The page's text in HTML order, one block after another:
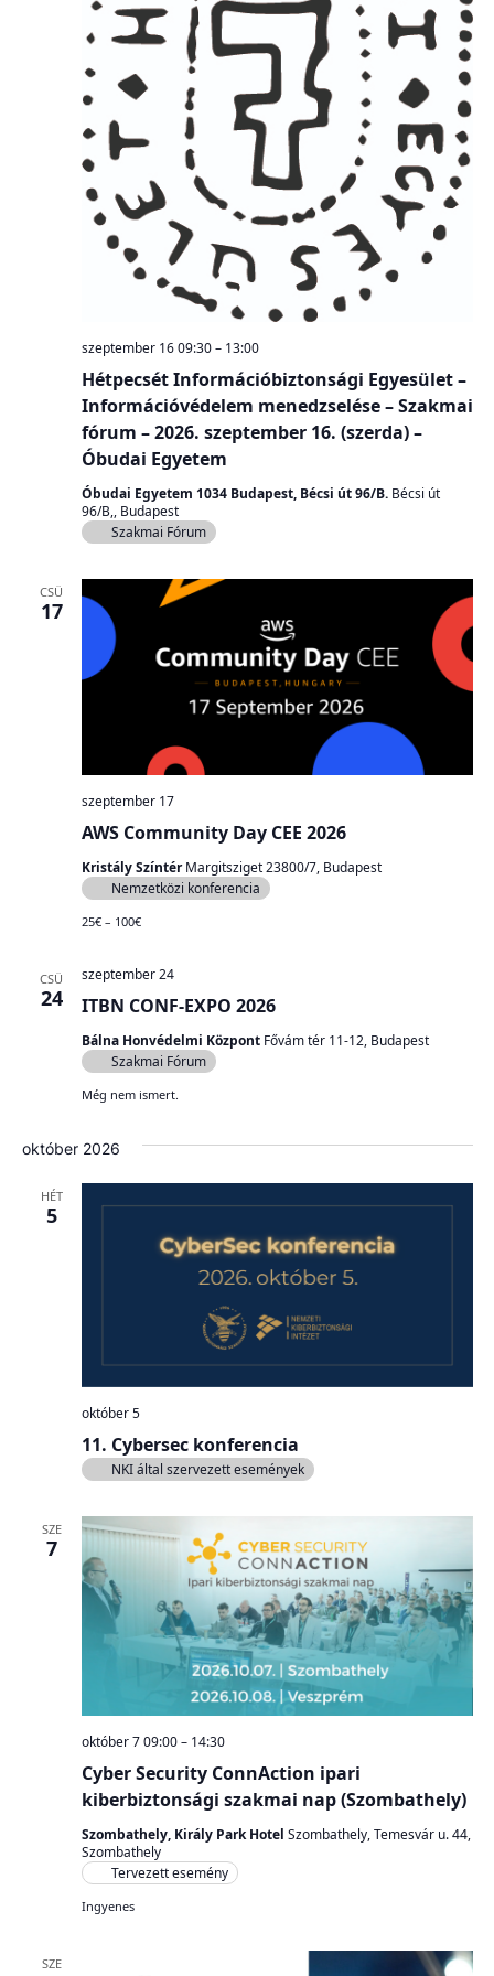
Hétpecsét Információbiztonsági Egyesület –
Információvédelem menedzselése – Szakmai
fórum – 2026. szeptember 16. (szerda) –
Óbudai Egyetem
szeptember 16 09:30– 13:00
Óbudai Egyetem 1034 Budapest, Bécsi út 96/B. Bécsi út
96/B,, Budapest
Szakmai Fórum
CSÜ
17
AWS Community Day CEE 2026
szeptember 17
Kristály SzíntérMargitsziget 23800/7, Budapest
Nemzetközi konferencia
25€ – 100€
CSÜ
24 ITBN CONF-EXPO 2026
szeptember 24
Bálna Honvédelmi Központ Fővám tér 11-12, Budapest
Szakmai Fórum
Még nem ismert.
október 2026
HÉT
5
11. Cybersec konferencia
október 5
NKI által szervezett események
SZE
7
Cyber Security ConnAction ipari
kiberbiztonsági szakmai nap (Szombathely)
október 7 09:00– 14:30
Szombathely, Király Park Hotel Szombathely, Temesvár u. 44,
Szombathely
Tervezett esemény
Ingyenes
SZE